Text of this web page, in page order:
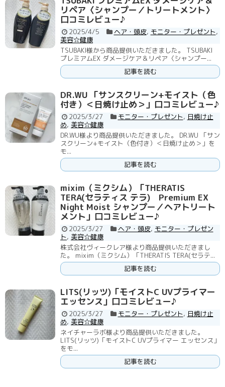
リペア〈シャンプー／トリートメント〉
口コミレビュー♪
2025/4/5 ヘア・頭皮, モニター・プレゼント,
美容☆健康
TSUBAKI様から商品提供いただきました。 TSUBAKI
プレミアムEX ダメージケア＆リペア〈シャンプー...
記事を読む
DR.WU 「サンスクリーン+モイスト（色
付き）＜日焼け止め＞」口コミレビュー♪
2025/3/27 モニター・プレゼント, 日焼け止
め, 美容☆健康
DR.WU様より商品提供いただきました。 DR.WU 「サン
スクリーン+モイスト（色付き）＜日焼け止め＞」を
モ...
記事を読む
mixim（ミクシム）「THERATIS
TERA(セラティス テラ) Premium EX
Night Moist シャンプー／ヘアトリート
メント」口コミレビュー♪
2025/3/27 ヘア・頭皮, モニター・プレゼン
ト, 美容☆健康
株式会社ヴィークレア様より商品提供いただきまし
た。 mixim（ミクシム）「THERATIS TERA(セラテ...
記事を読む
LITS(リッツ)「モイストC UVプライマー
エッセンス」口コミレビュー♪
2025/3/27 モニター・プレゼント, 日焼け止
め, 美容☆健康
ネイチャーラボ様より商品提供いただきました。
LITS(リッツ)「モイストC UVプライマー エッセンス」
をモ...
記事を読む